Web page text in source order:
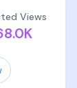
，就
driven的
设计一
、设计导
Views